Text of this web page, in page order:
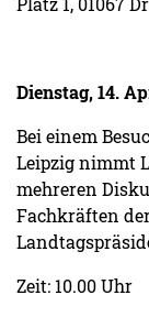
Dienstag, 14.
Bei einem
Leipzig nimmt
mehreren
Fachkräften
Zeit: 10.00 Uhr